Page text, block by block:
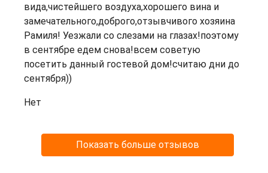
вида,чистейшего воздуха,хорошего вина и
замечательного,доброго,отзывчивого хозяина
Рамиля! Уезжали со слезами на глазах!поэтому
в сентябре едем снова!всем советую
посетить данный гостевой дом!считаю дни до
сентября))
Нет
Показать больше отзывов